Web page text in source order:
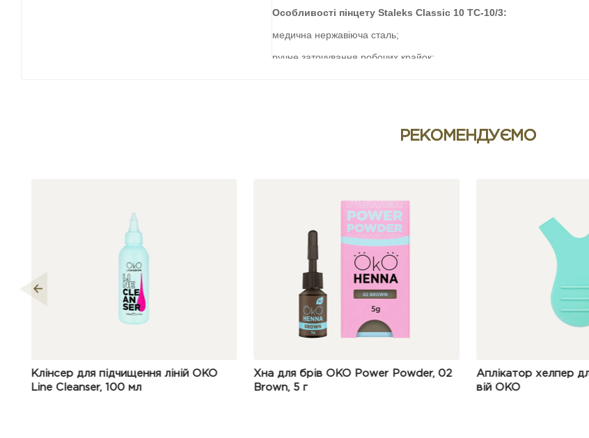
Особливості пінцету Staleks Classic 10 TC-10/3:
медична нержавіюча сталь;
ручне заточування робочих крайок;
РЕКОМЕНДУЄМО
підчищення ліній OKO
100 мл
Хна для брів OKO Power Powder, 02
Аплікатор хелпер для ламінування